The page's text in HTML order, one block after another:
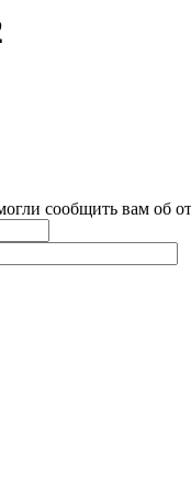
сообщить вам об